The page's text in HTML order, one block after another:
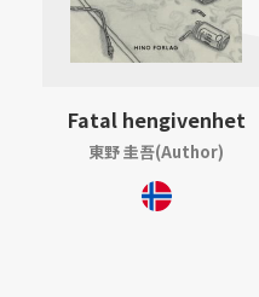
Fatal hengivenhet
東野 圭吾(Author)